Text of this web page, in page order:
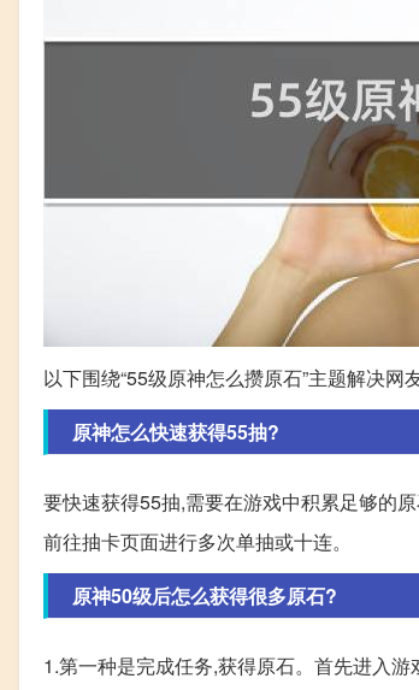
以下围绕“55级原神怎么攒原石”主题解决网
原神怎么快速获得55抽?
要快速获得55抽,需要在游戏中积累足够的
前往抽卡页面进行多次单抽或十连。
原神50级后怎么获得很多原石?
1.第一种是完成任务,获得原石。首先进入